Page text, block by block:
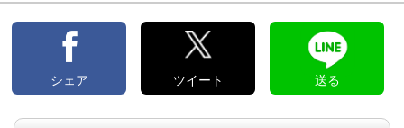
シェア ツイート 送る